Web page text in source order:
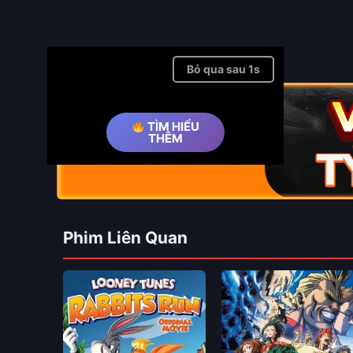
TÌM HIỂU
THÊM
Bỏ qua quảng cáo ➤
Phim Liên Quan